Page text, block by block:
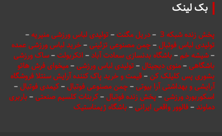
بک لینک
پخش زنده شبکه 3 –دریل مگنت–تولیدی لباس ورزشی منیریه–
تولیدی لباس فوتبال –چمن مصنوعی تزئینی –خرید لباس ورزشی عمده
–شیشه خم–باشگاه بدنسازی سعادت آباد – انکربولت–ساک ورزشی
باشگاهی –منوی دیجیتال –تولیدی لباس ورزشی –میخوای فرش هاتو
بشوری پس کلیلک کن –قیمت و خرید پاک کننده آرایش سنتلا فروشگاه
آرایشی و بهداشتی آرا بیوتی –چمن مصنوعی فوتبال –کیمدی فوتبال –
اسکوربورد ورزشی –پخش زنده فوتبال –کربنات کلسیم صنعتی –باربری
دماوند–فالوور واقعی ایرانی –باشگاه ژیمناستیک